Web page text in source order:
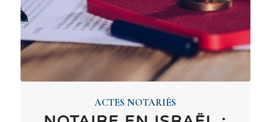
ACTES NOTARIÉS